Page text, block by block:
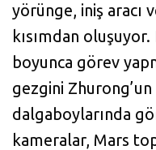
yörünge, iniş aracı
kısımdan
boyunca görev
gezgini Zhurong’un
dalgaboylarında
kameralar, Mars